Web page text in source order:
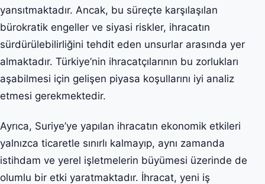
yansıtmaktadır. Ancak, bu süreçte karşılaşılan
bürokratik engeller ve siyasi riskler, ihracatın
sürdürülebilirliğini tehdit eden unsurlar arasında yer
almaktadır. Türkiye’nin ihracatçılarının bu zorlukları
aşabilmesi için gelişen piyasa koşullarını iyi analiz
etmesi gerekmektedir.
Ayrıca, Suriye’ye yapılan ihracatın ekonomik etkileri
yalnızca ticaretle sınırlı kalmayıp, aynı zamanda
istihdam ve yerel işletmelerin büyümesi üzerinde de
olumlu bir etki yaratmaktadır. İhracat, yeni iş